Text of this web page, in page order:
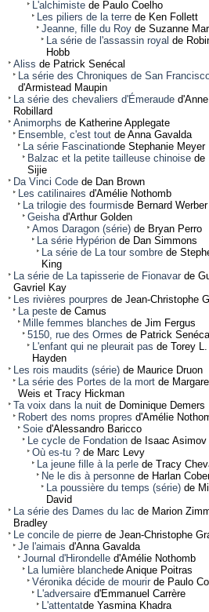
L'alchimistede Paulo Coelho
Les piliers de la terrede Ken Follett
Jeanne, fille du Royde Suzanne
La série de l'assassin royal de
Hobb
Aliss de Patrick Senécal
La série des Chroniques de San
d'Armistead Maupin
La série des chevaliers d'Émerauded'Anne
Robillard
Animorphs de Katherine Applegate
Ensemble, c'est toutde Anna Gavalda
La série Fascinationde Stephanie Meyer
Balzac et la petite tailleuse chinoisede
Sijie
Da Vinci Codede Dan Brown
Les catilinaires d'Amélie Nothomb
La trilogie des fourmisde Bernard Werber
Geishad'Arthur Golden
Amos Daragon (série)de Bryan Perro
La série Hypérionde Dan Simmons
La série de La tour sombrede
King
La série de La tapisserie de Fionavarde
Gavriel Kay
Les rivières pourpres de Jean-Christophe
La pestede Camus
Mille femmes blanches de Jim Fergus
5150, rue des Ormes de Patrick
L'enfant qui ne pleurait pas de Torey L.
Hayden
Les rois maudits (série)de Maurice Druon
La série des Portes de la mortde
Weis et Tracy Hickman
Ta voix dans la nuitde Dominique Demers
Robert des noms propres d'Amélie
Soied'Alessandro Baricco
Le cycle de Fondationde Isaac Asimov
Où es-tu ?de Marc Levy
La jeune fille à la perlede Tracy
Ne le dis à personnede Harlan
La poussière du temps (série)de
David
La série des Dames du lac de Marion
Bradley
Le concile de pierrede Jean-Christophe
Je l'aimais d'Anna Gavalda
Journal d'Hirondelled'Amélie Nothomb
La lumière blanchede Anique Poitras
Véronika décide de mourirde Paulo
L'adversaired'Emmanuel Carrère
L'attentatde Yasmina Khadra